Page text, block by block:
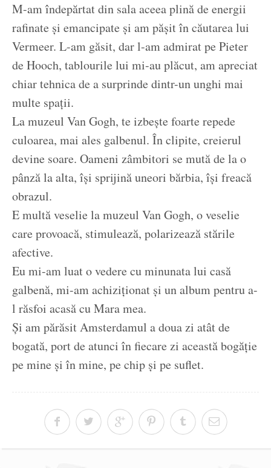
M-am îndepărtat din sala aceea plină de energii
rafinate și emancipate și am pășit în căutarea lui
Vermeer. L-am găsit, dar l-am admirat pe Pieter
de Hooch, tablourile lui mi-au plăcut, am apreciat
chiar tehnica de a surprinde dintr-un unghi mai
multe spații.
La muzeul Van Gogh, te izbește foarte repede
culoarea, mai ales galbenul. În clipite, creierul
devine soare. Oameni zâmbitori se mută de la o
pânză la alta, își sprijină uneori bărbia, își freacă
obrazul.
E multă veselie la muzeul Van Gogh, o veselie
care provoacă, stimulează, polarizează stările
afective.
Eu mi-am luat o vedere cu minunata lui casă
galbenă, mi-am achiziționat și un album pentru a-
l răsfoi acasă cu Mara mea.
Și am părăsit Amsterdamul a doua zi atât de
bogată, port de atunci în fiecare zi această bogăție
pe mine și în mine, pe chip și pe suflet.